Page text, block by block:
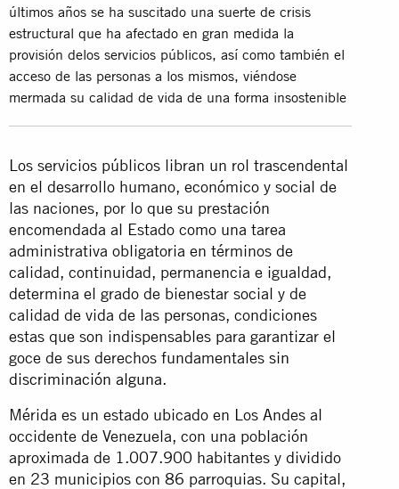
últimos años se ha suscitado una suerte de crisis
estructural que ha afectado en gran medida la
provisión delos servicios públicos, así como también el
acceso de las personas a los mismos, viéndose
mermada su calidad de vida de una forma insostenible
Los servicios públicos libran un rol trascendental
en el desarrollo humano, económico y social de
las naciones, por lo que su prestación
encomendada al Estado como una tarea
administrativa obligatoria en términos de
calidad, continuidad, permanencia e igualdad,
determina el grado de bienestar social y de
calidad de vida de las personas, condiciones
estas que son indispensables para garantizar el
goce de sus derechos fundamentales sin
discriminación alguna.
Mérida es un estado ubicado en Los Andes al
occidente de Venezuela, con una población
aproximada de 1.007.900 habitantes y dividido
en 23 municipios con 86 parroquias. Su capital,